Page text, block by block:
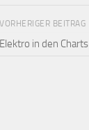
VORHERIGER BEITRAG
Elektro in den Charts